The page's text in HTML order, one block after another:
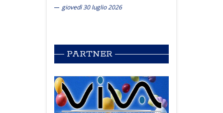
giovedì 30 luglio 2026
PARTNER